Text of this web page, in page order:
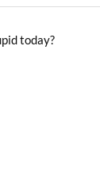
today?